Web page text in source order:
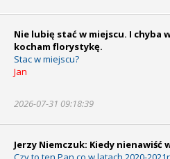
Nie lubię stać w miejscu. I chyba
kocham florystykę.
Stac w miejscu?
Jan
2026-07-31 09:18:39
Jerzy Niemczuk: Kiedy nienawiść